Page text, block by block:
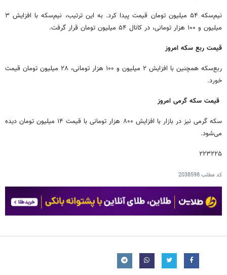
نیم‌سکه ۵۴ میلیون تومان قیمت پیدا کرد. به این ترتیب، نیم‌سکه با افزایش ۳
میلیون و ۱۰۰ هزار تومانی، در کانال ۵۴ میلیون تومان قرار گرفت.
قیمت ربع سکه امروز
ربع‌سکه همچنین با افزایش ۲ میلیون و ۱۰۰ هزار تومانی، ۲۸ میلیون تومان قیمت
خورد.
قیمت سکه گرمی امروز
سکه گرمی نیز در بازار با افزایش ۸۰۰ هزار تومانی با قیمت ۱۴ میلیون تومان دیده
می‌شود.
۲۲۳۲۲۵
کد مطلب2038598